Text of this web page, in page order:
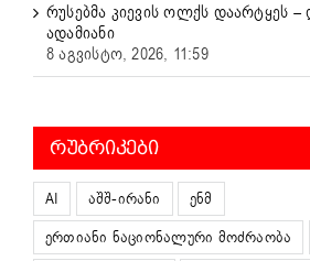
რუსებმა კიევის ოლქს დაარტყეს –
ადამიანი
8 აგვისტო, 2026, 11:59
ᲠᲣᲑᲠᲘᲙᲔᲑᲘ
AI აშშ-ირანი
ენმ
ერთიანი ნაციონალური მოძრაობა